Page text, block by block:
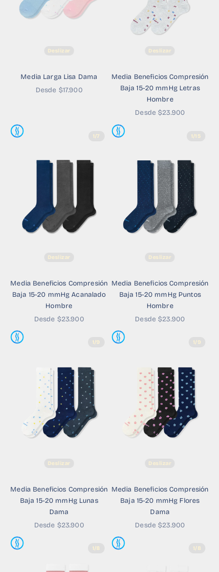
Deslizar
Media Larga Lisa Dama
Precio de oferta
Desde $17.900
Deslizar
Media Beneficios Compresión
Baja 15-20 mmHg Letras
Hombre
Precio de oferta
Desde $23.900
1/7
Deslizar
Media Beneficios Compresión
Baja 15-20 mmHg Acanalado
Hombre
Precio de oferta
Desde $23.900
1/15
Deslizar
Media Beneficios Compresión
Baja 15-20 mmHg Puntos
Hombre
Precio de oferta
Desde $23.900
1/9
Deslizar
Media Beneficios Compresión
Baja 15-20 mmHg Lunas
Dama
Precio de oferta
Desde $23.900
1/9
Deslizar
Media Beneficios Compresión
Baja 15-20 mmHg Flores
Dama
Precio de oferta
Desde $23.900
1/8 1/8